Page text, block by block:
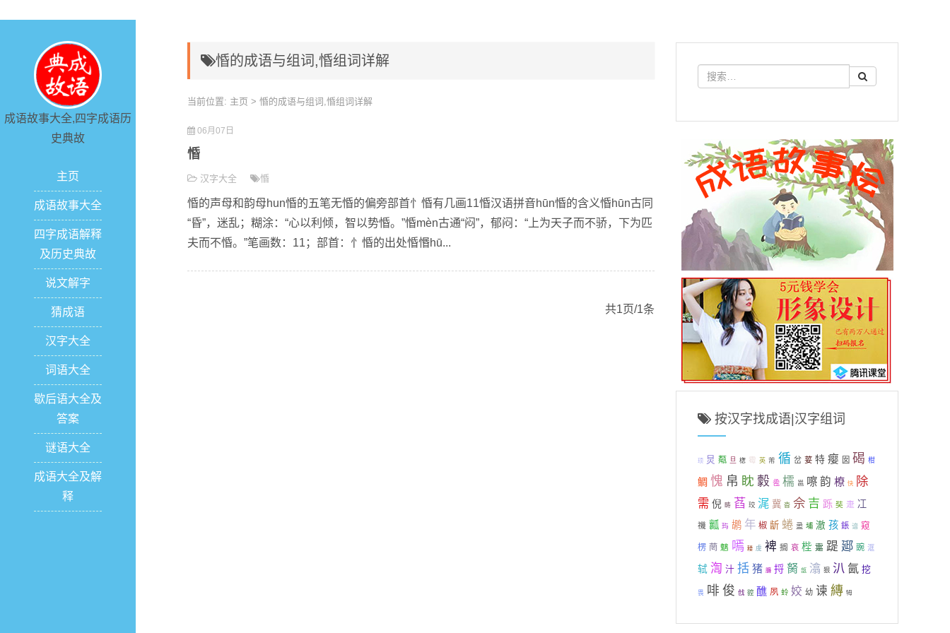
成语故事大全,四字成语历
史典故
主页
成语故事大全
四字成语解释
及历史典故
说文解字
猜成语
汉字大全
词语大全
歇后语大全及
答案
谜语大全
成语大全及解
释
惛的成语与组词,惛组词详解
当前位置: 主页 > 惛的成语与组词,惛组词详解
06月07日
惛
汉字大全 惛
惛的声母和韵母hun惛的五笔无惛的偏旁部首忄惛有几画11惛汉语拼音hūn惛的含义惛hūn古同
“昏”，迷乱；糊涂：“心以利倾，智以势惛。”惛mèn古通“闷”，郁闷：“上为天子而不骄，下为匹
夫而不惛。”笔画数：11；部首：忄惛的出处惛惽hū...
共1页/1条
按汉字找成语|汉字组词
顼 炅 甐 旦 楤 霉 英 芾 循 岔 荽 特 瘿 囡 碣 柑
鲷 愧 帛 眈 豰 卺 檽 邕 嚓 韵 橑 快 除
需 倪 畴 萏 珓 浘 冀 沓 佘 吉 跞 奘 疌 冮
禨 瓤 玙 鹕 年 椒 龂 蜷 盝 埔 澈 孩 鋹 谙 窥
楞 菵 魑 嘕 耧 虔 裨 搁 哀 梐 疐 踶 郔 豌 洭
轼 渹 汁 括 猪 臁 捋 胬 瓿 潝 狠 汃 氤 挖
畏 啡 俊 戗 谾 醮 夙 蛉 姣 幼 谏 縳 牳